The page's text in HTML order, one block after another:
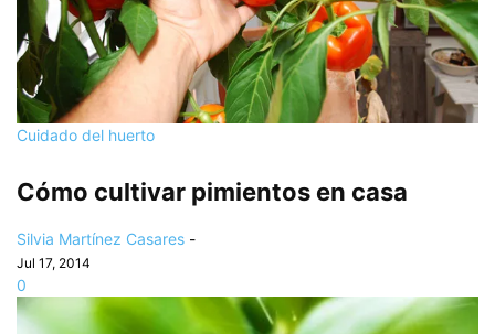
Cuidado del huerto
Cómo cultivar pimientos en casa
Silvia Martínez Casares -
Jul 17, 2014
0